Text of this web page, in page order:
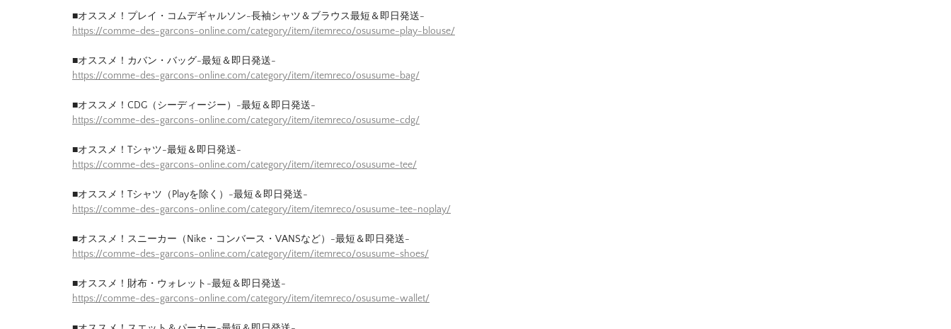
■オススメ！プレイ・コムデギャルソン-長袖シャツ＆ブラウス最短＆即日発送-
https://comme-des-garcons-online.com/category/item/itemreco/osusume-play-blouse/
■オススメ！カバン・バッグ-最短＆即日発送-
https://comme-des-garcons-online.com/category/item/itemreco/osusume-bag/
■オススメ！CDG（シーディージー）-最短＆即日発送-
https://comme-des-garcons-online.com/category/item/itemreco/osusume-cdg/
■オススメ！Tシャツ-最短＆即日発送-
https://comme-des-garcons-online.com/category/item/itemreco/osusume-tee/
■オススメ！Tシャツ（Playを除く）-最短＆即日発送-
https://comme-des-garcons-online.com/category/item/itemreco/osusume-tee-noplay/
■オススメ！スニーカー（Nike・コンバース・VANSなど）-最短＆即日発送-
https://comme-des-garcons-online.com/category/item/itemreco/osusume-shoes/
■オススメ！財布・ウォレット-最短＆即日発送-
https://comme-des-garcons-online.com/category/item/itemreco/osusume-wallet/